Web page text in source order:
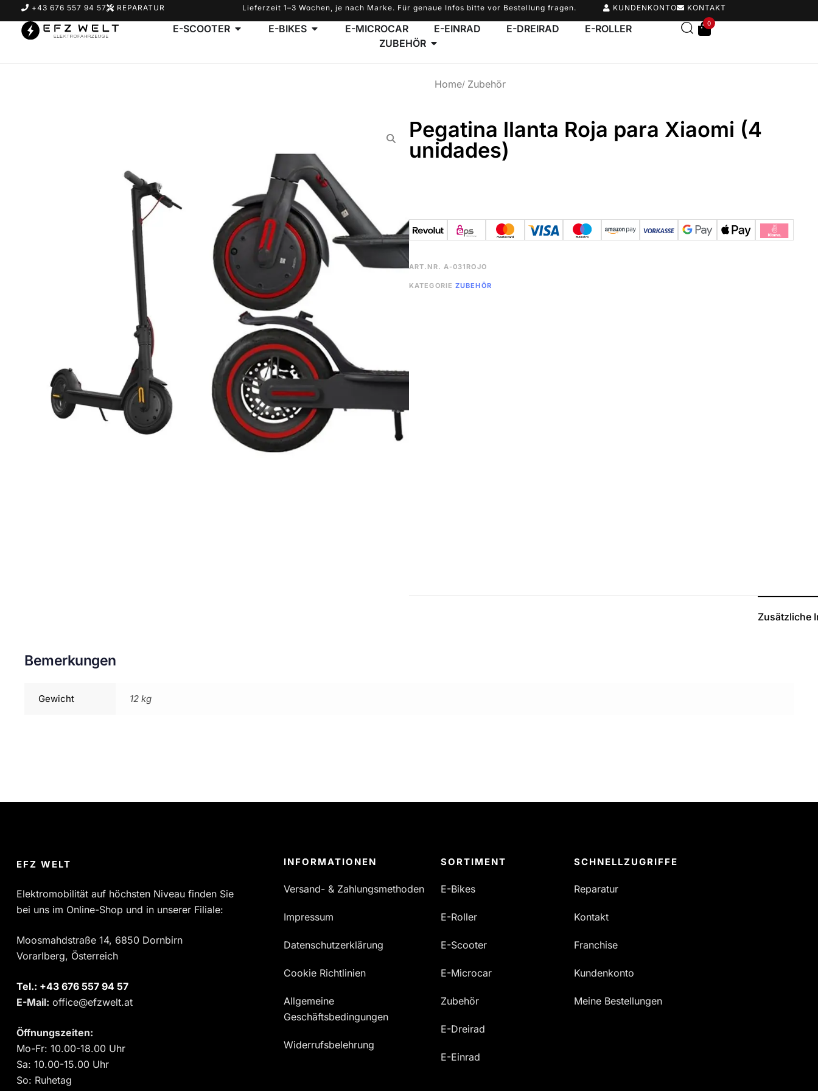
+43 676 557 94 57 REPARATUR Lieferzeit 1–3 Wochen, je nach Marke. Für genaue Infos bitte vor Bestellung fragen. KUNDENKONTO KONTAKT
E-SCOOTER E-BIKES E-MICROCAR E-EINRAD E-DREIRAD
E-ROLLER
ZUBEHÖR
0
Home Zubehör
Pegatina llanta Roja para Xiaomi (4
unidades)
ART.NR. A-031ROJO
KATEGORIE ZUBEHÖR
Zusätzliche
Bemerkungen
Gewicht 12 kg
EFZ WELT
Elektromobilität auf höchsten Niveau finden Sie
bei uns im Online-Shop und in unserer Filiale:
Moosmahdstraße 14, 6850 Dornbirn
Vorarlberg, Österreich
Tel.: ‎+43 676 557 94 57
E-Mail: office@efzwelt.at
Öffnungszeiten:
Mo-Fr: 10.00-18.00 Uhr
Sa: 10.00-15.00 Uhr
So: Ruhetag
INFORMATIONEN
Versand- & Zahlungsmethoden
Impressum
Datenschutzerklärung
Cookie Richtlinien
Allgemeine
Geschäftsbedingungen
Widerrufsbelehrung
SORTIMENT
E-Bikes
E-Roller
E-Scooter
E-Microcar
Zubehör
E-Dreirad
E-Einrad
SCHNELLZUGRIFFE
Reparatur
Kontakt
Franchise
Kundenkonto
Meine Bestellungen